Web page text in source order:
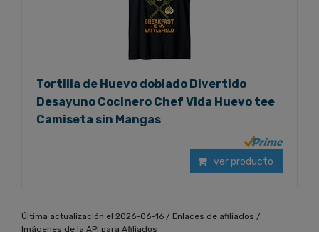
Tortilla de Huevo doblado Divertido
Desayuno Cocinero Chef Vida Huevo tee
Camiseta sin Mangas
ver producto
Última actualización el 2026-06-16 / Enlaces de afiliados /
Imágenes de la API para Afiliados